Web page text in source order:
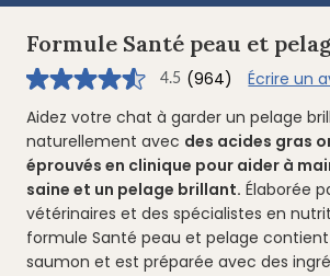
Formule Santé peau et
4.5
sur
,
valeur
de
note
moyenne.
Read
964
Reviews.
Lien
4.5 (964)
Écrire un
Aidez votre chat à garder un pelage
naturellement avec des acides gras
éprouvés en clinique pour aider à
saine et un pelage brillant. Élaborée
vétérinaires et des spécialistes en
formule Santé peau et pelage contient
saumon et est préparée avec des